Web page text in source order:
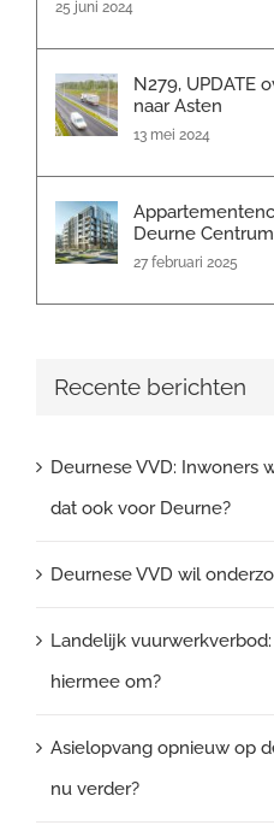
25 juni 2024
N279, UPDATE
naar Asten
13 mei 2024
Deurne
27 februari 2025
Recente berichten
Deurnese VVD: Inwoners
dat ook voor Deurne?
Deurnese VVD wil
Landelijk
hiermee om?
Asielopvang opnieuw op
nu verder?